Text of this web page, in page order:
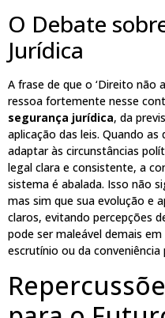
O Debate
Jurídica
A frase de que o ‘Direito não
ressoa fortemente nesse
segurança jurídica, da
aplicação das leis. Quando
adaptar às circunstâncias
legal clara e consistente, a
sistema é abalada. Isso não
mas sim que sua evolução e
claros, evitando percepções
pode ser maleável demais
escrutínio ou da conveniência